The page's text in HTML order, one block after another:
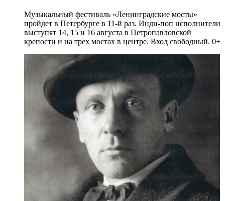
Музыкальный фестиваль «Ленинградские мосты»
пройдет в Петербурге в 11-й раз. Инди-поп исполнители
выступят 14, 15 и 16 августа в Петропавловской
крепости и на трех мостах в центре. Вход свободный. 0+